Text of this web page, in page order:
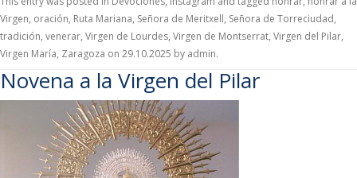
Virgen, oración, Ruta Mariana, Señora de Meritxell, Señora de Torreciudad,
tradición, venerar, Virgen de Lourdes, Virgen de Montserrat, Virgen del Pilar,
Virgen María, Zaragoza on 29.10.2025 by admin.
Novena a la Virgen del Pilar